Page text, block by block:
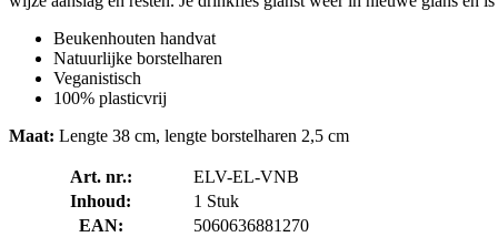
Beukenhouten handvat
Natuurlijke borstelharen
Veganistisch
100% plasticvrij
Maat: Lengte 38 cm, lengte borstelharen 2,5 cm
Art. nr.:
ELV-EL-VNB
Inhoud:
1 Stuk
EAN:
5060636881270